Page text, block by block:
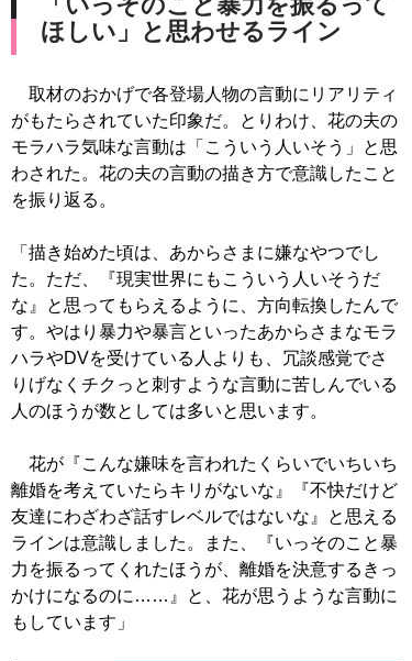
ほしい」と思わせるライン
取材のおかげで各登場人物の言動にリアリティ
がもたらされていた印象だ。とりわけ、花の夫の
モラハラ気味な言動は「こういう人いそう」と思
わされた。花の夫の言動の描き方で意識したこと
を振り返る。
「描き始めた頃は、あからさまに嫌なやつでし
た。ただ、『現実世界にもこういう人いそうだ
な』と思ってもらえるように、方向転換したんで
す。やはり暴力や暴言といったあからさまなモラ
ハラやDVを受けている人よりも、冗談感覚でさ
りげなくチクっと刺すような言動に苦しんでいる
人のほうが数としては多いと思います。
花が『こんな嫌味を言われたくらいでいちいち
離婚を考えていたらキリがないな』『不快だけど
友達にわざわざ話すレベルではないな』と思える
ラインは意識しました。また、『いっそのこと暴
力を振るってくれたほうが、離婚を決意するきっ
かけになるのに……』と、花が思うような言動に
もしています」